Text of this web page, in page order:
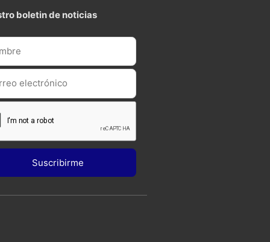
boletin de noticias